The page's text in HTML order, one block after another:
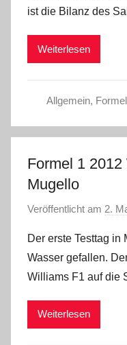
ist die Bilanz des
Weiterlesen
Allgemein,
Formel 1
Mugello
Veröffentlicht am 2.
Der erste Testtag
Wasser gefallen.
Williams F1 auf die
Weiterlesen